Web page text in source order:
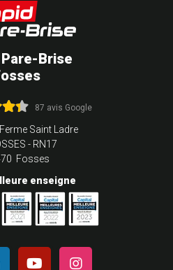
Brise
87 avis Google
Saint Ladre
- RN17
Fosses
enseigne